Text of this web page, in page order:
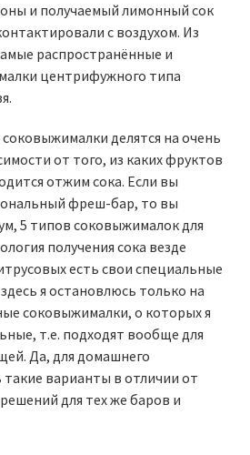
и получаемый лимонный сок
с воздухом. Из
распространённые и
центрифужного типа
делятся на очень
от того, из каких фруктов
отжим сока. Если вы
фреш-бар, то вы
5 типов соковыжималок для
получения сока везде
есть свои специальные
я остановлюсь только на
соковыжималки, о которых я
т.е. подходят вообще для
Да, для домашнего
такие варианты в отличии от
для тех же баров и